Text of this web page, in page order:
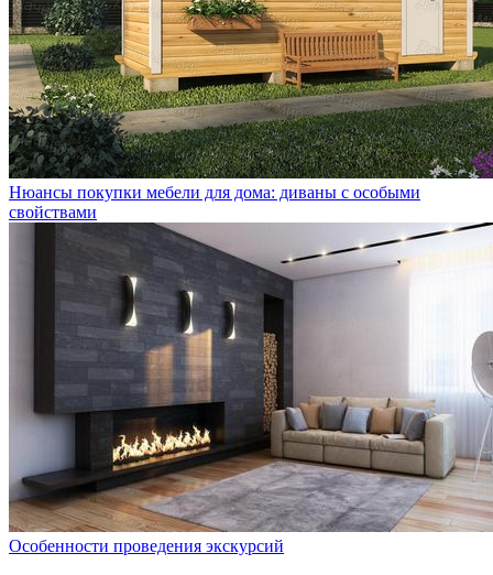
Нюансы покупки мебели для дома: диваны с особыми
свойствами
Особенности проведения экскурсий